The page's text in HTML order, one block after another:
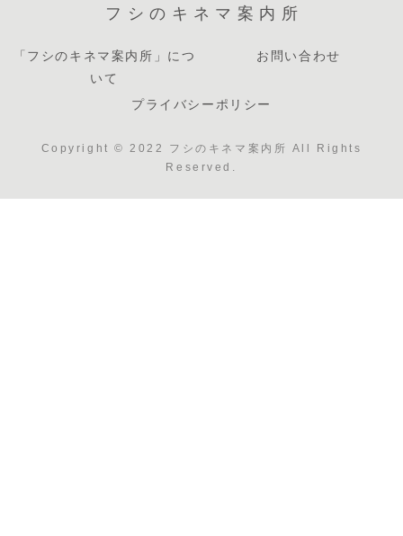
フシのキネマ案内所
「フシのキネマ案内所」につ
いて
お問い合わせ
プライバシーポリシー
Copyright © 2022 フシのキネマ案内所 All Rights
Reserved.